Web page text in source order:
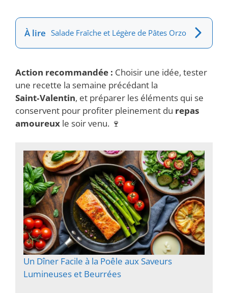
À lire Salade Fraîche et Légère de Pâtes Orzo
Action recommandée : Choisir une idée, tester
une recette la semaine précédant la
Saint‑Valentin, et préparer les éléments qui se
conservent pour profiter pleinement du repas
amoureux le soir venu. 🍷
Un Dîner Facile à la Poêle aux Saveurs
Lumineuses et Beurrées